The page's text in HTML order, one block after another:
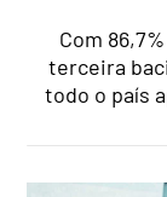
Com
terceira
todo o país